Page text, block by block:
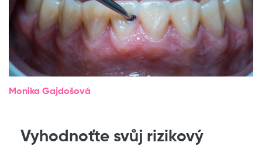
Monika Gajdošová
Vyhodnoťte svůj rizikový